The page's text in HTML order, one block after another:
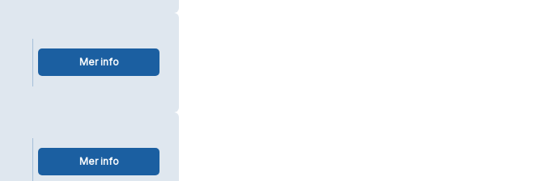
Mer info
Mer info